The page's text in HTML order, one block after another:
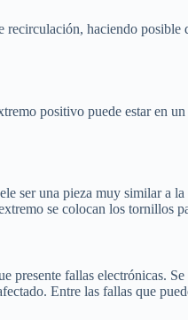
haciendo
positivo puede estar en
ser una pieza muy similar a
se colocan los tornillos
fallas electrónicas.
Entre las fallas que